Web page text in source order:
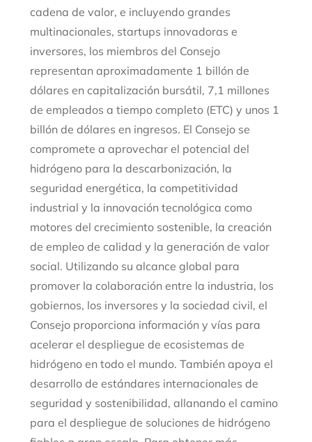
cadena de valor, e incluyendo grandes
multinacionales, startups innovadoras e
inversores, los miembros del Consejo
representan aproximadamente 1 billón de
dólares en capitalización bursátil, 7,1 millones
de empleados a tiempo completo (ETC) y unos 1
billón de dólares en ingresos. El Consejo se
compromete a aprovechar el potencial del
hidrógeno para la descarbonización, la
seguridad energética, la competitividad
industrial y la innovación tecnológica como
motores del crecimiento sostenible, la creación
de empleo de calidad y la generación de valor
social. Utilizando su alcance global para
promover la colaboración entre la industria, los
gobiernos, los inversores y la sociedad civil, el
Consejo proporciona información y vías para
acelerar el despliegue de ecosistemas de
hidrógeno en todo el mundo. También apoya el
desarrollo de estándares internacionales de
seguridad y sostenibilidad, allanando el camino
para el despliegue de soluciones de hidrógeno